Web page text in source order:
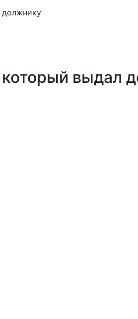
должнику
выдал